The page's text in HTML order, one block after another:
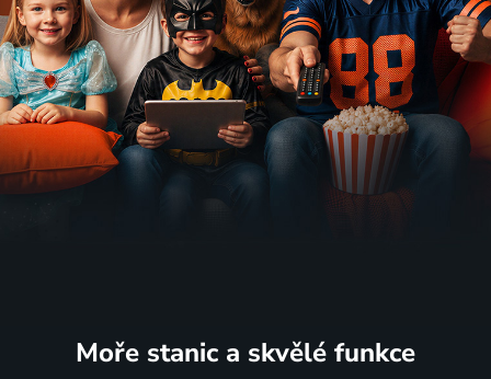
Moře stanic a skvělé funkce